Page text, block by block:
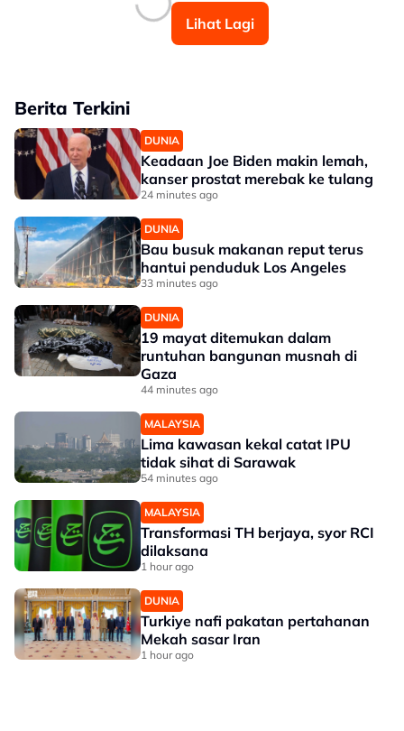
Lihat Lagi
Berita Terkini
DUNIA
Keadaan Joe Biden makin lemah,
kanser prostat merebak ke tulang
24 minutes ago
DUNIA
Bau busuk makanan reput terus
hantui penduduk Los Angeles
33 minutes ago
DUNIA
19 mayat ditemukan dalam
runtuhan bangunan musnah di
Gaza
44 minutes ago
MALAYSIA
Lima kawasan kekal catat IPU
tidak sihat di Sarawak
54 minutes ago
MALAYSIA
Transformasi TH berjaya, syor RCI
dilaksana
1 hour ago
DUNIA
Turkiye nafi pakatan pertahanan
Mekah sasar Iran
1 hour ago